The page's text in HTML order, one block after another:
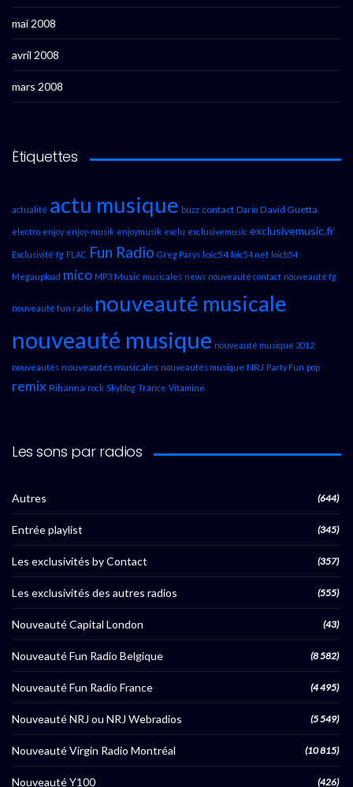
mai 2008
avril 2008
mars 2008
Étiquettes
actualité actu musique buzz contact Dario David Guetta
electro enjoy enjoy-musik enjoymusik exclu exclusivemusic exclusivemusic.fr
Exclusivité fg FLAC Fun Radio Greg Parys loic54 loic54.net loicb54
Megaupload mico MP3 Music musicales news nouveauté contact nouveauté fg
nouveauté fun radio nouveauté musicale
nouveauté musique nouveauté musique 2012
nouveautés nouveautés musicales nouveautés musique NRJ Party Fun pop
remix Rihanna rock Skyblog Trance Vitamine
Les sons par radios
Autres (644)
Entrée playlist (345)
Les exclusivités by Contact (357)
Les exclusivités des autres radios (555)
Nouveauté Capital London (43)
Nouveauté Fun Radio Belgique (8 582)
Nouveauté Fun Radio France (4 495)
Nouveauté NRJ ou NRJ Webradios (5 549)
Nouveauté Virgin Radio Montréal (10 815)
Nouveauté Y100 (426)